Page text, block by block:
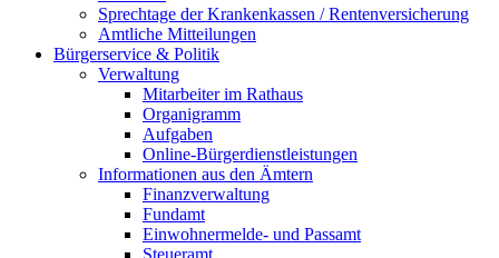
Sprechtage der Krankenkassen / Rentenversicherung
Amtliche Mitteilungen
Bürgerservice & Politik
Verwaltung
Mitarbeiter im Rathaus
Organigramm
Aufgaben
Online-Bürgerdienstleistungen
Informationen aus den Ämtern
Finanzverwaltung
Fundamt
Einwohnermelde- und Passamt
Steueramt